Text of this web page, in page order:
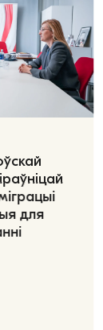
для